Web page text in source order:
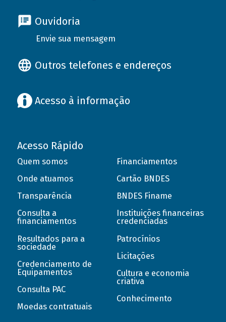
Ouvidoria
Envie sua mensagem
Outros telefones e endereços
Acesso à informação
Acesso Rápido
Quem somos
Onde atuamos
Transparência
Consulta a
financiamentos
Resultados para a
sociedade
Credenciamento de
Equipamentos
Consulta PAC
Moedas contratuais
Financiamentos
Cartão BNDES
BNDES Finame
Instituições financeiras
credenciadas
Patrocínios
Licitações
Cultura e economia
criativa
Conhecimento